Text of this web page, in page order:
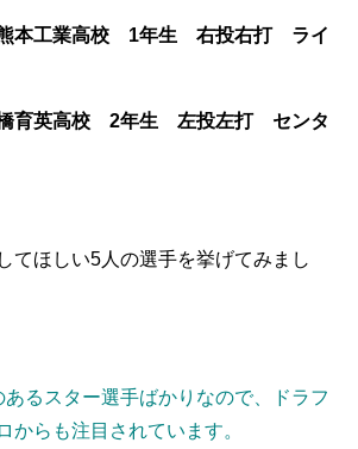
工業高校 1年生 右投右打 ライ
英高校 2年生 左投左打 センタ
てほしい5人の選手を挙げてみまし
るスター選手ばかりなので、ドラフ
からも注目されています。